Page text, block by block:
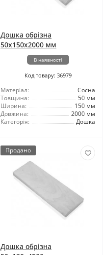
Дошка обрізна
50x150x2000 мм
В наявності
Код товару: 36979
Матеріал:
Сосна
Товщина:
50 мм
Ширина:
150 мм
Довжина:
2000 мм
Категорія:
Дошка
Продано
Дошка обрізна